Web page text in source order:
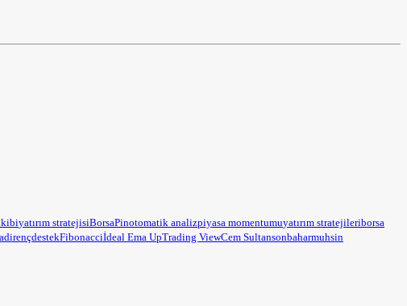
yatırım stratejisiBorsaPinotomatik analizpiyasa momentumuyatırım stratejileriborsa
dirençdestekFibonacciİdeal Ema UpTrading ViewCem Sultansonbaharmuhsin